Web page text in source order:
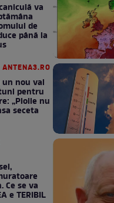
va
de
până la
nou val
pentru
„Ploile nu
seceta
Ce se va
e TERIBIL